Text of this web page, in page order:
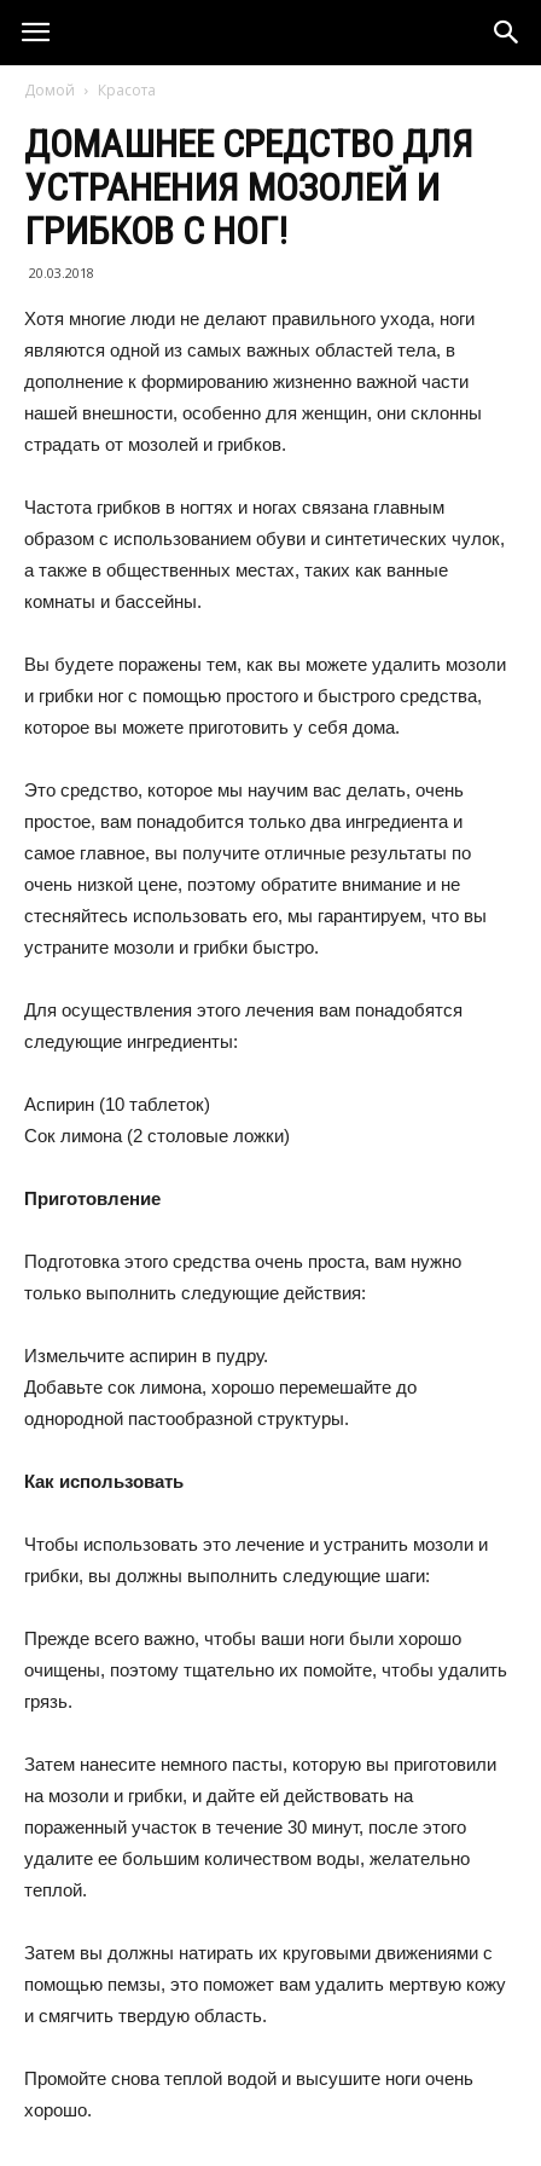
Домой Красота
ДОМАШНЕЕ СРЕДСТВО ДЛЯ
УСТРАНЕНИЯ МОЗОЛЕЙ И
ГРИБКОВ С НОГ!
20.03.2018
Хотя многие люди не делают правильного ухода, ноги
являются одной из самых важных областей тела, в
дополнение к формированию жизненно важной части
нашей внешности, особенно для женщин, они склонны
страдать от мозолей и грибков.
Частота грибков в ногтях и ногах связана главным
образом с использованием обуви и синтетических чулок,
а также в общественных местах, таких как ванные
комнаты и бассейны.
Вы будете поражены тем, как вы можете удалить мозоли
и грибки ног с помощью простого и быстрого средства,
которое вы можете приготовить у себя дома.
Это средство, которое мы научим вас делать, очень
простое, вам понадобится только два ингредиента и
самое главное, вы получите отличные результаты по
очень низкой цене, поэтому обратите внимание и не
стесняйтесь использовать его, мы гарантируем, что вы
устраните мозоли и грибки быстро.
Для осуществления этого лечения вам понадобятся
следующие ингредиенты:
Аспирин (10 таблеток)
Сок лимона (2 столовые ложки)
Приготовление
Подготовка этого средства очень проста, вам нужно
только выполнить следующие действия:
Измельчите аспирин в пудру.
Добавьте сок лимона, хорошо перемешайте до
однородной пастообразной структуры.
Как использовать
Чтобы использовать это лечение и устранить мозоли и
грибки, вы должны выполнить следующие шаги:
Прежде всего важно, чтобы ваши ноги были хорошо
очищены, поэтому тщательно их помойте, чтобы удалить
грязь.
Затем нанесите немного пасты, которую вы приготовили
на мозоли и грибки, и дайте ей действовать на
пораженный участок в течение 30 минут, после этого
удалите ее большим количеством воды, желательно
теплой.
Затем вы должны натирать их круговыми движениями с
помощью пемзы, это поможет вам удалить мертвую кожу
и смягчить твердую область.
Промойте снова теплой водой и высушите ноги очень
хорошо.